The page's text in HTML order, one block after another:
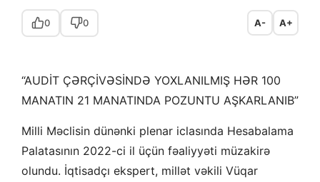
0 0 A- A+
“AUDİT ÇƏRÇİVƏSİNDƏ YOXLANILMIŞ HƏR 100
MANATIN 21 MANATINDA POZUNTU AŞKARLANIB”
Milli Məclisin dünənki plenar iclasında Hesabalama
Palatasının 2022-ci il üçün fəaliyyəti müzakirə
olundu. İqtisadçı ekspert, millət vəkili Vüqar